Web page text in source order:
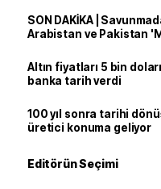
SON DAKİKA |
Arabistan ve Pakistan
Altın fiyatları 5 bin
banka tarih verdi
100 yıl sonra tarihi
üretici konuma geliyor
Editörün Seçimi